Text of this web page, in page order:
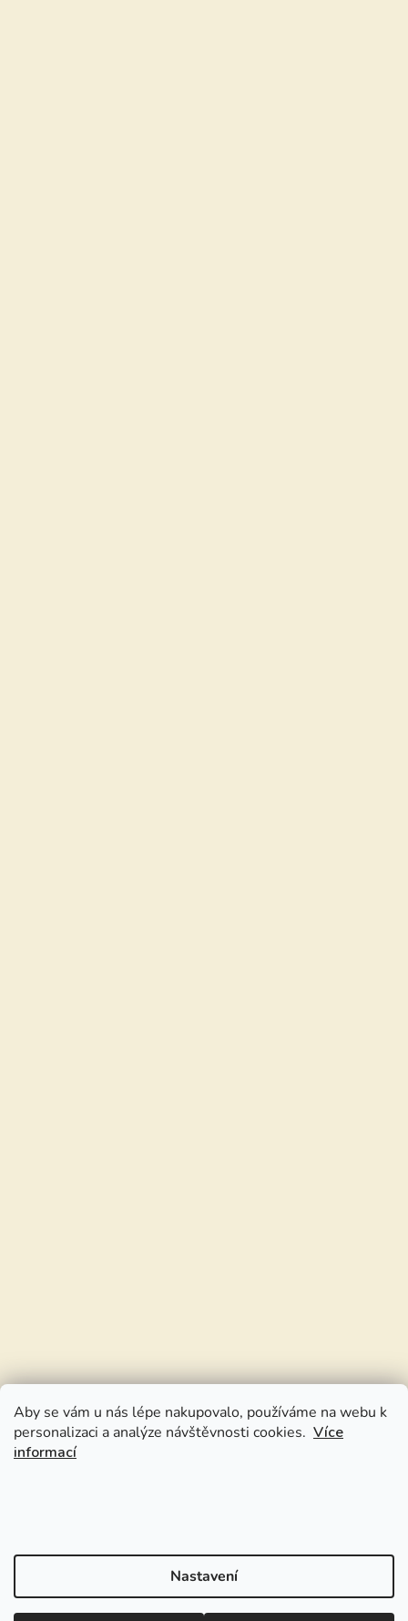
Aby se vám u nás lépe nakupovalo, používáme na webu k
personalizaci a analýze návštěvnosti cookies. Více
informací
Nastavení